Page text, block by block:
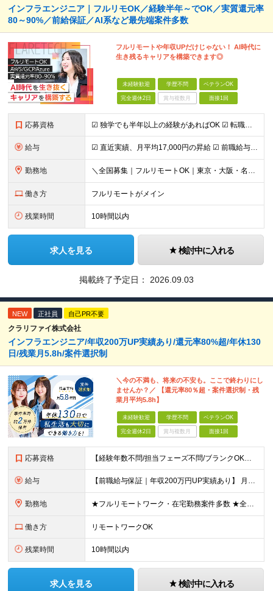
インフラエンジニア｜フルリモOK／経験半年～でOK／実質還元率
80～90%／前給保証／AI系など最先端案件多数
フルリモートや年収UPだけじゃない！ AI時代に
生き残るキャリアを構築できます◎
未経験歓迎 学歴不問 ベテランOK
完全週休2日 賞与複数月 面接1回
応募資格 ☑︎ 独学でも半年以上の経験があればOK ☑︎ 転職回数・ブランク不問 ☑︎ 学歴不問 ☑︎ スキルチェンジ可 ＜必須条件＞ インフラエンジニアとしての実務経験をお持ちの方 ┗設計構築or運用保守、
給与 ☑︎ 直近実績、月平均17,000円の昇給 ☑︎ 前職給与100%保証 ☑︎ 実質還元率80～90% ☑︎ 待機時も給与は満額支給 月給35万円～70万円＋交通費など各種手当 ※想定年収：4,200
勤務地 ＼全国募集｜フルリモートOK｜東京・大阪・名古屋エリアは出社案件も豊富／ 【1】フルリモートの場合…全国各地にて完全在宅勤務が可能！強制的な出社日もありません。 【2】出社の場合…本社、大阪支店、も
働き方 フルリモートがメイン
残業時間 10時間以内
求人を見る 検討中に入れる
掲載終了予定日： 2026.09.03
NEW 正社員 自己PR不要
クラリファイ株式会社
インフラエンジニア/年収200万UP実績あり/還元率80%超/年休130
日/残業月5.8h/案件選択制
＼今の不満も、将来の不安も。ここで終わりにし
ませんか？／ 【還元率80％超・案件選択制・残
業月平均5.8h】
未経験歓迎 学歴不問 ベテランOK
完全週休2日 賞与複数月 面接1回
応募資格 【経験年数不問/担当フェーズ不問/ブランクOK】 ◆何らかのインフラ経験がある方（（3ヶ月以上でOK！） ◎業種未経験歓迎！ ◎学歴不問 ◎20代～50代まで幅広く活躍中！ ◎人柄重視の採用です♪
給与 【前職給与保証｜年収200万円UP実績あり】 月給35万円～103万円 ＜年収アップ事例＞ エンジニア：入社1年目 経験3年 月給46万円（諸手当含めず）※前職から月給16万円アップ エンジニア
勤務地 ★フルリモートワーク・在宅勤務案件多数 ★全国各地にプロジェクトあり ★希望を考慮・転居を伴う転勤は無し・在宅ワークOK ★東京・大阪に加えて、2023年1月に札幌・名古屋・福岡OPEN！ 【本社
働き方 リモートワークOK
残業時間 10時間以内
求人を見る 検討中に入れる